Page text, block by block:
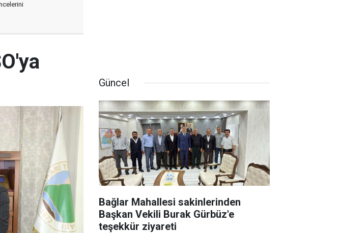
Güncel
Bağlar Mahallesi sakinlerinden
Başkan Vekili Burak Gürbüz'e
teşekkür ziyareti